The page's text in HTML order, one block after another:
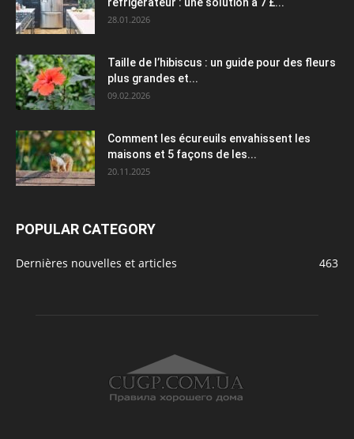
28.01.2026
Taille de l’hibiscus : un guide pour des fleurs
plus grandes et...
09.02.2026
Comment les écureuils envahissent les
maisons et 5 façons de les...
20.11.2025
POPULAR CATEGORY
Dernières nouvelles et articles 463